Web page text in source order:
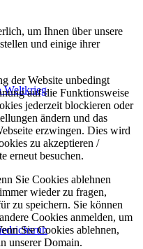
Weltkrieg
um Ihnen über unsere
und einige ihrer
der Website unbedingt
auf die Funktionsweise
jederzeit blockieren oder
ändern und das
erzwingen. Dies wird
zu akzeptieren /
erneut besuchen.
Sie Cookies ablehnen
wieder zu fragen,
zu speichern. Sie können
Cookies anmelden, um
Sie Cookies ablehnen,
unserer Domain.